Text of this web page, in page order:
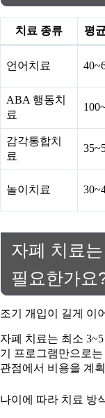
치료 종류 평
언어치료
ABA 행동치
료
감각통합치
료
놀이치료
자폐 치료
필요한가요
조기 개입이 길게 이
자폐 치료는 최소
기 프로그램만으로
관점에서 비용을 계
나이에 따라 치료 방